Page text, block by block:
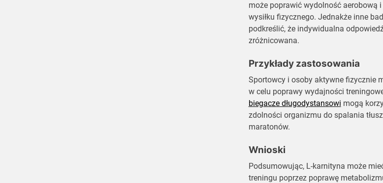
może poprawić wydolność aerobową
wysiłku fizycznego. Jednakże inne
podkreślić, że indywidualna
zróżnicowana.
Przykłady zastosowania
Sportowcy i osoby aktywne fizycznie
w celu poprawy wydajności
biegacze długodystansowi mogą
zdolności organizmu do spalania
maratonów.
Wnioski
Podsumowując, L-karnityna może
treningu poprzez poprawę